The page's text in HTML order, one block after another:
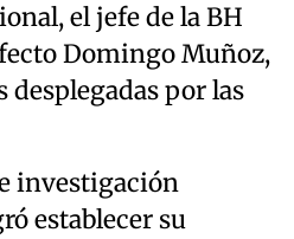
el jefe de la BH
Domingo Muñoz,
desplegadas por las
investigación
establecer su